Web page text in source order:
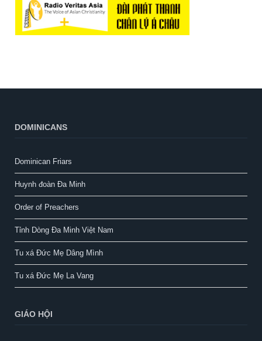
DOMINICANS
Dominican Friars
Huynh đoàn Đa Minh
Order of Preachers
Tỉnh Dòng Đa Minh Việt Nam
Tu xá Đức Mẹ Dâng Mình
Tu xá Đức Mẹ La Vang
GIÁO HỘI